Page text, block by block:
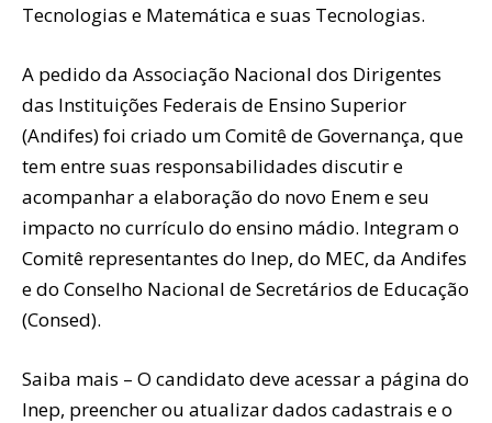
Tecnologias e Matemática e suas Tecnologias.
A pedido da Associação Nacional dos Dirigentes
das Instituições Federais de Ensino Superior
(Andifes) foi criado um Comitê de Governança, que
tem entre suas responsabilidades discutir e
acompanhar a elaboração do novo Enem e seu
impacto no currículo do ensino mádio. Integram o
Comitê representantes do Inep, do MEC, da Andifes
e do Conselho Nacional de Secretários de Educação
(Consed).
Saiba mais – O candidato deve acessar a página do
Inep, preencher ou atualizar dados cadastrais e o